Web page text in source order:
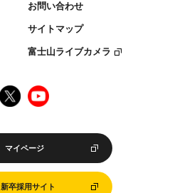
お問い合わせ
サイトマップ
富士山ライブカメラ
マイページ
新卒採用サイト